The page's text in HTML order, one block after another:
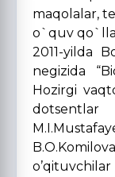
maqolalar,
o`quv
2011-yilda
negizida
Hozirgi
dotsentlar